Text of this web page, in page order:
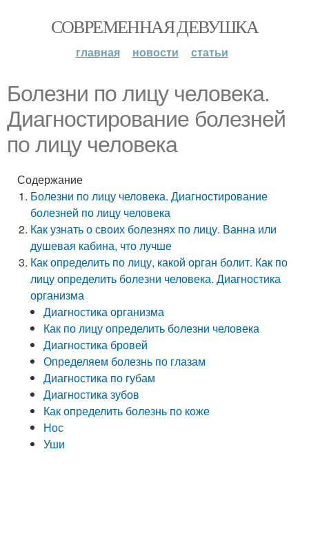
СОВРЕМЕННАЯ ДЕВУШКА
главная новости статьи
Болезни по лицу человека.
Диагностирование болезней
по лицу человека
Содержание
Болезни по лицу человека. Диагностирование
болезней по лицу человека
Как узнать о своих болезнях по лицу. Ванна или
душевая кабина, что лучше
Как определить по лицу, какой орган болит. Как по
лицу определить болезни человека. Диагностика
организма
Диагностика организма
Как по лицу определить болезни человека
Диагностика бровей
Определяем болезнь по глазам
Диагностика по губам
Диагностика зубов
Как определить болезнь по коже
Нос
Уши